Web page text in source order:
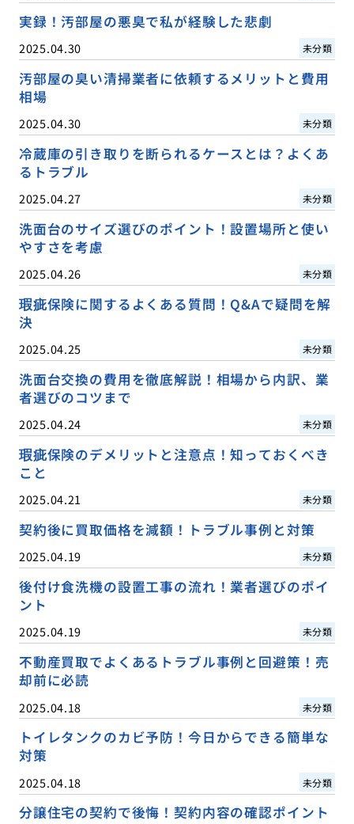
実録！汚部屋の悪臭で私が経験した悲劇
2025.04.30 未分類
汚部屋の臭い清掃業者に依頼するメリットと費用
相場
2025.04.30 未分類
冷蔵庫の引き取りを断られるケースとは？よくあ
るトラブル
2025.04.27 未分類
洗面台のサイズ選びのポイント！設置場所と使い
やすさを考慮
2025.04.26 未分類
瑕疵保険に関するよくある質問！Q&Aで疑問を解
決
2025.04.25 未分類
洗面台交換の費用を徹底解説！相場から内訳、業
者選びのコツまで
2025.04.24 未分類
瑕疵保険のデメリットと注意点！知っておくべき
こと
2025.04.21 未分類
契約後に買取価格を減額！トラブル事例と対策
2025.04.19 未分類
後付け食洗機の設置工事の流れ！業者選びのポイ
ント
2025.04.19 未分類
不動産買取でよくあるトラブル事例と回避策！売
却前に必読
2025.04.18 未分類
トイレタンクのカビ予防！今日からできる簡単な
対策
2025.04.18 未分類
分譲住宅の契約で後悔！契約内容の確認ポイント